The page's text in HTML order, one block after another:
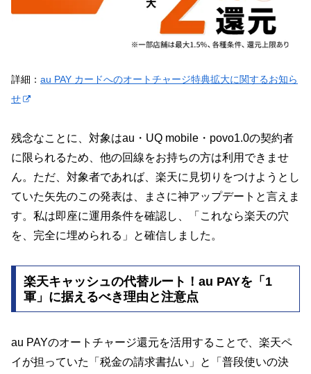
詳細： au PAY カードへのオートチャージ特典拡大に関するお知ら
せ
残念なことに、対象はau・UQ mobile・povo1.0の契約者
に限られるため、他の回線をお持ちの方は利用できませ
ん。ただ、対象者であれば、楽天に見切りをつけようとし
ていた矢先のこの発表は、まさに神アップデートと言えま
す。私は即座に運用条件を確認し、「これなら楽天の穴
を、完全に埋められる」と確信しました。
楽天キャッシュの代替ルート！au PAYを「1
軍」に据えるべき理由と注意点
au PAYのオートチャージ還元を活用することで、楽天ペ
イが担っていた「税金の請求書払い」と「普段使いの決